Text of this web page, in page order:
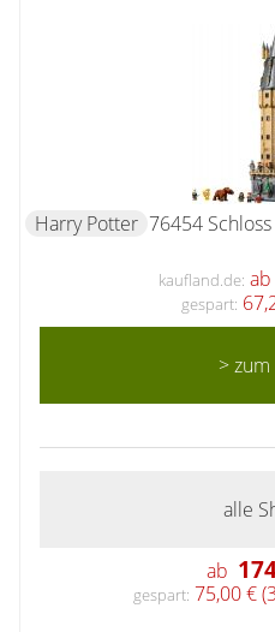
Harry Potter 76454
kaufland.de: ab
gespart:
>
alle
ab
gespart: 75,00 €